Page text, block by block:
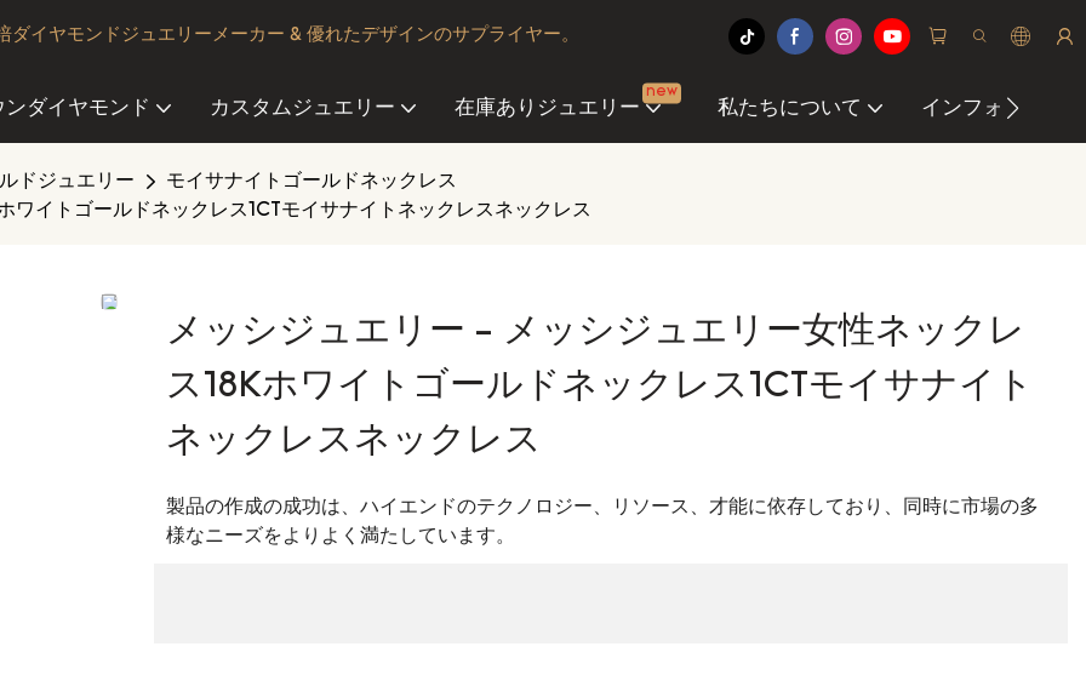
イヤモンドジュエリーメーカー & 優れたデザインのサプライヤー。
ダイヤモンド カスタムジュエリー 在庫ありジュエリー
new
私たちについて インフォメーシ
ドジュエリー
モイサナイトゴールドネックレス
イトゴールドネックレス1CTモイサナイトネックレスネックレス
メッシジュエリー - メッシジュエリー女性ネックレ
ス18Kホワイトゴールドネックレス1CTモイサナイト
ネックレスネックレス
製品の作成の成功は、ハイエンドのテクノロジー、リソース、才能に依存しており、同時に市場の多
様なニーズをよりよく満たしています。